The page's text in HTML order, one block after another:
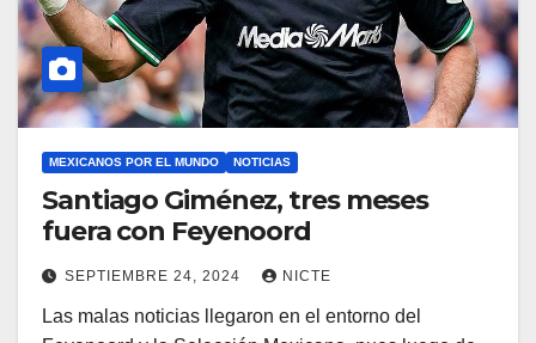
MEXICANOS POR EL MUNDO NOTICIAS
Santiago Giménez, tres meses
fuera con Feyenoord
SEPTIEMBRE 24, 2024 NICTE
Las malas noticias llegaron en el entorno del